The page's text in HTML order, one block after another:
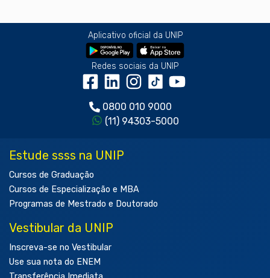
Aplicativo oficial da UNIP
Redes sociais da UNIP
0800 010 9000
(11) 94303-5000
Estude ssss na UNIP
Cursos de Graduação
Cursos de Especialização e MBA
Programas de Mestrado e Doutorado
Vestibular da UNIP
Inscreva-se no Vestibular
Use sua nota do ENEM